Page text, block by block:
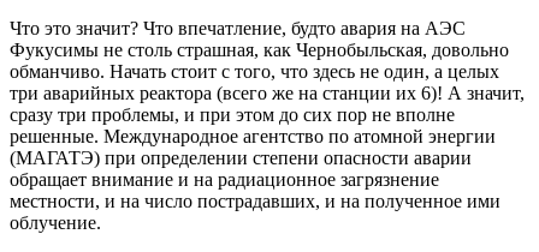
Что это значит? Что впечатление, будто авария на АЭС
Фукусимы не столь страшная, как Чернобыльская, довольно
обманчиво. Начать стоит с того, что здесь не один, а целых
три аварийных реактора (всего же на станции их 6)! А значит,
сразу три проблемы, и при этом до сих пор не вполне
решенные. Международное агентство по атомной энергии
(МАГАТЭ) при определении степени опасности аварии
обращает внимание и на радиационное загрязнение
местности, и на число пострадавших, и на полученное ими
облучение.